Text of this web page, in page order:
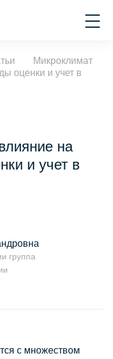
Микроклимат
оценки и учет в
на
и учет в
группа
с множеством